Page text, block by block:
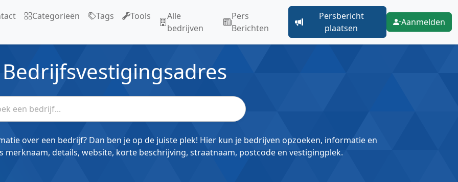
Categorieën Tags Tools
Alle
bedrijven
Pers
Berichten
Persbericht
plaatsen
Aanmelden
Bedrijfsvestigingsadres
over een bedrijf? Dan ben je op de juiste plek! Hier kun je bedrijven opzoeken, informatie en
merknaam, details, website, korte beschrijving, straatnaam, postcode en vestigingplek.